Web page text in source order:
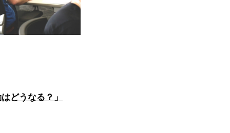
どうなる？」